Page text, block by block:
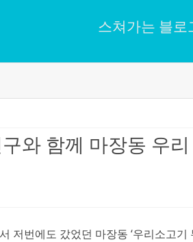
스쳐가는 블로
와 함께 마장동 우
저번에도 갔었던 마장동 ‘우리소고기